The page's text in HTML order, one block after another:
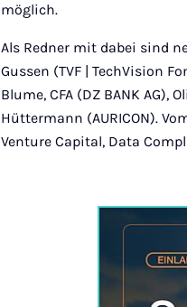
möglich.
Als Redner mit dabei sind
Gussen (TVF | TechVision
Blume, CFA (DZ BANK
Hüttermann (AURICON).
Venture Capital, Data